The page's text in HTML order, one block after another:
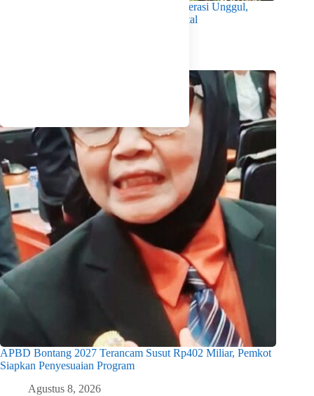
Wabup Intan Dorong Mahasiswa Jadi Generasi Unggul,
Berkarakter dan Sadar Hukum di Era Digital
APBD Bontang 2027 Terancam Susut Rp402 Miliar, Pemkot
Siapkan Penyesuaian Program
Agustus 8, 2026